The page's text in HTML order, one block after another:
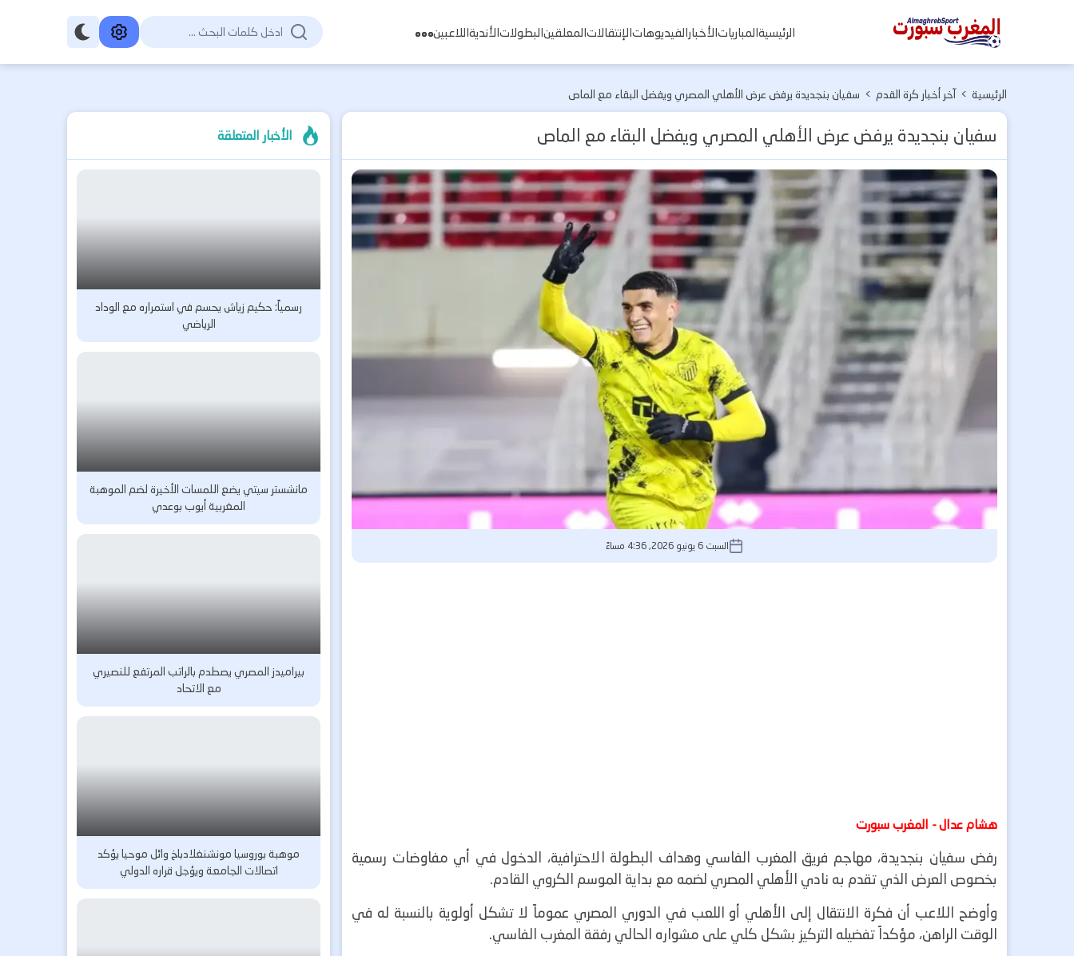
المغرب
الرئيسيةالمبارياتالأخبارالفيديوهاتالإنتقالاتالمعلقينالبطولاتالأنديةاللاعبين
الرئيسية > آخر أخبار كرة القدم > سفيان بنجديدة يرفض عرض الأهلي المصري ويفضل البقاء مع الماص
سفيان بنجديدة يرفض عرض الأهلي المصري ويفضل البقاء مع الماص
السبت 6 يونيو 2026, 4:36 مساءً
هشام عدال - المغرب سبورت
رفض سفيان بنجديدة، مهاجم فريق المغرب الفاسي وهداف البطولة الاحترافية، الدخول في أي مفاوضات رسمية
بخصوص العرض الذي تقدم به نادي الأهلي المصري لضمه مع بداية الموسم الكروي القادم.
وأوضح اللاعب أن فكرة الانتقال إلى الأهلي أو اللعب في الدوري المصري عموماً لا تشكل أولوية بالنسبة له في
الوقت الراهن، مؤكداً تفضيله التركيز بشكل كلي على مشواره الحالي رفقة المغرب الفاسي.
الأخبار المتعلقة
رسمياً: حكيم زياش يحسم في استمراره مع الوداد
الرياضي
مانشستر سيتي يضع اللمسات الأخيرة لضم الموهبة
المغربية أيوب بوعدي
بيراميدز المصري يصطدم بالراتب المرتفع للنصيري
مع الاتحاد
موهبة بوروسيا مونشنغلادباخ وائل موحيا يؤكد
اتصالات الجامعة ويؤجل قراره الدولي